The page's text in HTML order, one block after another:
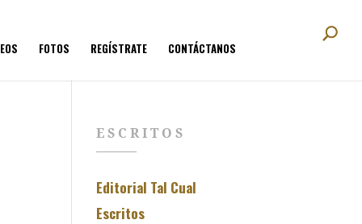
FOTOS REGÍSTRATE CONTÁCTANOS
ESCRITOS
Editorial Tal Cual
Escritos